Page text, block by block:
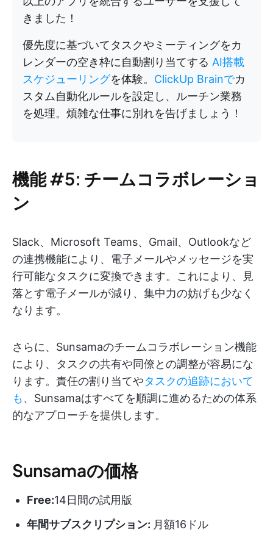
きました！
優先度に基づいてタスクやミーティングをカ
レンダーの空き枠に自動割り当てする AI搭載
スケジューリングを体験。 ClickUp Brainでカ
スタム自動化ルールを設定し、ルーチン業務
を処理。煩雑な仕事に別れを告げましょう！
機能 #5: チームコラボレーショ
ン
Slack、Microsoft Teams、Gmail、Outlookなど
の連携機能により、電子メールやメッセージを実
行可能なタスクに変換できます。これにより、見
落とす電子メールが減り、集中力の妨げも少なく
なります。
さらに、Sunsamaのチームコラボレーション機能
により、タスクの共有や同僚との調整が容易にな
ります。責任の割り当てやタスクの追跡において
も、Sunsamaはすべてを順調に進めるための体系
的なアプローチを提供します。
Sunsamaの価格
Free:14日間の試用版
年間サブスクリプション: 月額16ドル